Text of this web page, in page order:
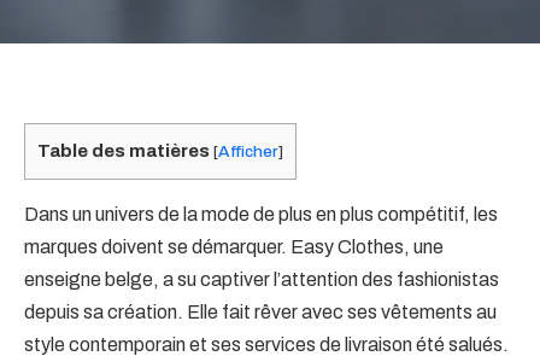
Table des matières [Afficher]
Dans un univers de la mode de plus en plus compétitif, les
marques doivent se démarquer. Easy Clothes, une
enseigne belge, a su captiver l’attention des fashionistas
depuis sa création. Elle fait rêver avec ses vêtements au
style contemporain et ses services de livraison été salués.